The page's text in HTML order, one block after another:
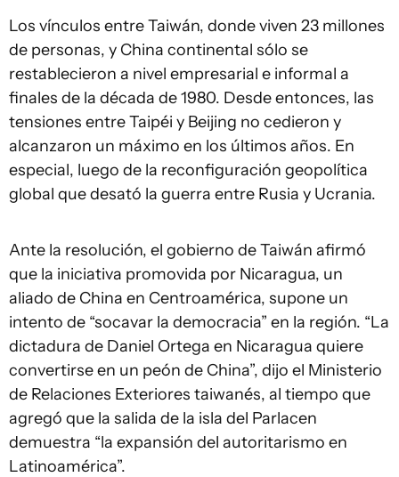
Los vínculos entre Taiwán, donde viven 23 millones
de personas, y China continental sólo se
restablecieron a nivel empresarial e informal a
finales de la década de 1980. Desde entonces, las
tensiones entre Taipéi y Beijing no cedieron y
alcanzaron un máximo en los últimos años. En
especial, luego de la reconfiguración geopolítica
global que desató la guerra entre Rusia y Ucrania.
Ante la resolución, el gobierno de Taiwán afirmó
que la iniciativa promovida por Nicaragua, un
aliado de China en Centroamérica, supone un
intento de “socavar la democracia” en la región. “La
dictadura de Daniel Ortega en Nicaragua quiere
convertirse en un peón de China”, dijo el Ministerio
de Relaciones Exteriores taiwanés, al tiempo que
agregó que la salida de la isla del Parlacen
demuestra “la expansión del autoritarismo en
Latinoamérica”.